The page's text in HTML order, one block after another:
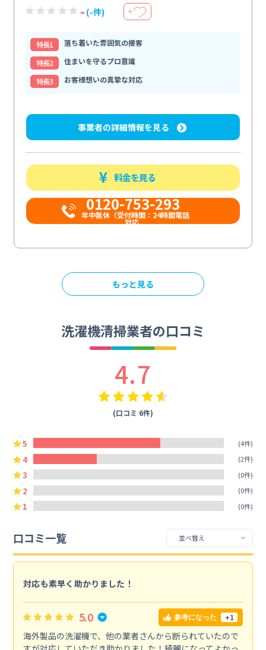
- (-件) ＋
特⻑1
落ち着いた雰囲気の接客
特⻑2
住まいを守るプロ意識
特⻑3
お客様想いの真摯な対応
事業者の詳細情報を見る
料金を見る
0120-753-293
年中無休（受付時間：24時間電話
対応...
もっと見る
洗濯機清掃業者の口コミ
4.7
(口コミ 6件)
5 (4件)
4 (2件)
3 (0件)
2 (0件)
1 (0件)
口コミ一覧
対応も素早く助かりました！
5.0 参考になった +1
海外製品の洗濯機で、他の業者さんから断られていたので